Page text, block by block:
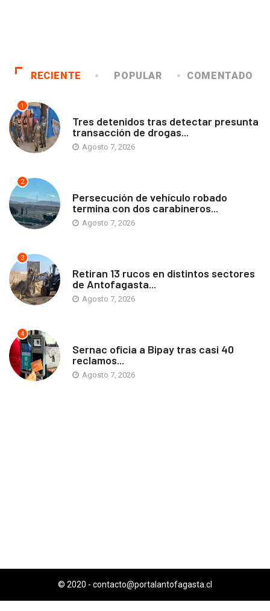
RECIENTE POPULAR COMENTADO
1
Tres detenidos tras detectar presunta
transacción de drogas...
Agosto 7, 2026
2
Persecución de vehículo robado
termina con dos carabineros...
Agosto 7, 2026
3
Retiran 13 rucos en distintos sectores
de Antofagasta...
Agosto 7, 2026
4
Sernac oficia a Bipay tras casi 40
reclamos...
Agosto 7, 2026
© 2020 - contacto@portalantofagasta.cl